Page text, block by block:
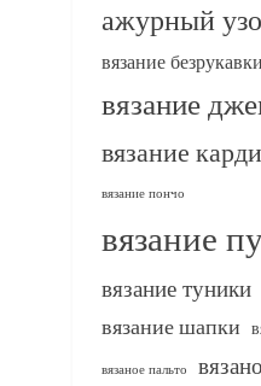
ажурный
вязание безрукавки
вязание
вязание
вязание пончо
вязание
вязание туники
вязание шапки
вязаное пальто